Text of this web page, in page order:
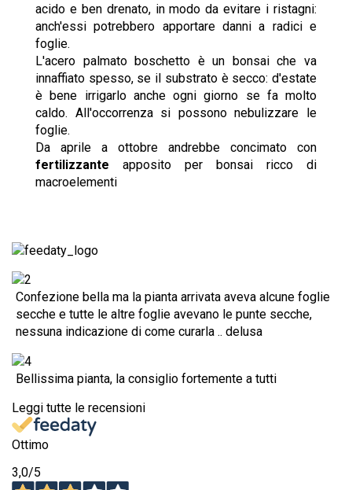
acido e ben drenato, in modo da evitare i ristagni:
anch'essi potrebbero apportare danni a radici e
foglie.
L'acero palmato boschetto è un bonsai che va
innaffiato spesso, se il substrato è secco: d'estate
è bene irrigarlo anche ogni giorno se fa molto
caldo. All'occorrenza si possono nebulizzare le
foglie.
Da aprile a ottobre andrebbe concimato con
fertilizzante
apposito per bonsai ricco di
macroelementi
Confezione bella ma la pianta arrivata aveva alcune foglie
secche e tutte le altre foglie avevano le punte secche,
nessuna indicazione di come curarla .. delusa
Bellissima pianta, la consiglio fortemente a tutti
Leggi tutte le recensioni
Ottimo
3,0/5